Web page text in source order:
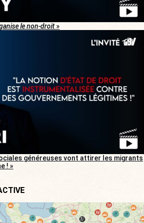
le non-droit»
généreuses vont attirer les migrants
! »